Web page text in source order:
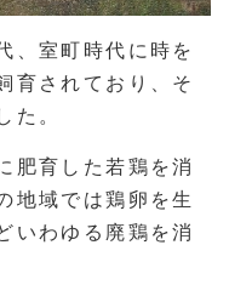
、室町時代に時を
育されており、そ
た。
肥育した若鶏を消
地域では鶏卵を生
いわゆる廃鶏を消